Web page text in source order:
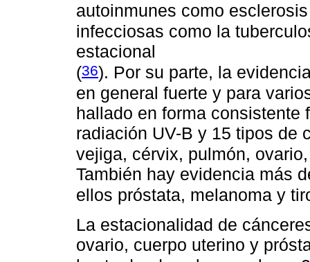
autoinmunes como
infecciosas como la
estacional
(36). Por su parte, la
en general fuerte y para
hallado en forma consistente
radiación UV-B y 15 tipos de
vejiga, cérvix, pulmón,
También hay evidencia más
ellos próstata, melanoma y
La estacionalidad de
ovario, cuerpo uterino y